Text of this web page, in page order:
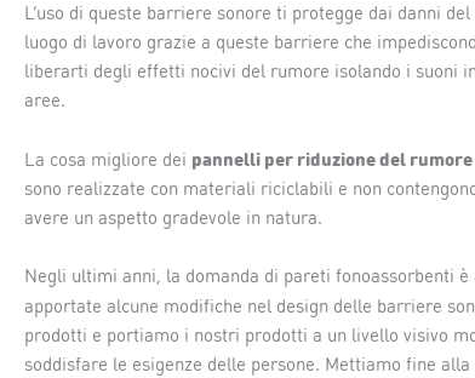
L’uso di queste barriere sonore ti protegge dai danni
luogo di lavoro grazie a queste barriere che
liberarti degli effetti nocivi del rumore isolando i suoni
aree.
La cosa migliore dei pannelli per riduzione del rumore
sono realizzate con materiali riciclabili e non
avere un aspetto gradevole in natura.
Negli ultimi anni, la domanda di pareti fonoassorbenti
apportate alcune modifiche nel design delle barriere
prodotti e portiamo i nostri prodotti a un livello visivo
soddisfare le esigenze delle persone. Mettiamo fine